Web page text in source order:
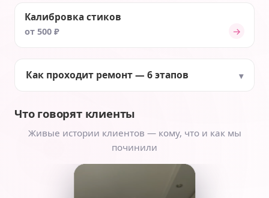
Калибровка стиков
от 500 ₽ →
Как проходит ремонт — 6 этапов
Что говорят клиенты
Живые истории клиентов — кому, что и как мы
починили